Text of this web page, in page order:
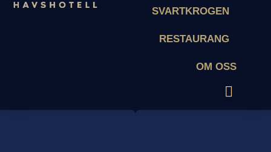
SVARTKROGEN
RESTAURANG
OM OSS